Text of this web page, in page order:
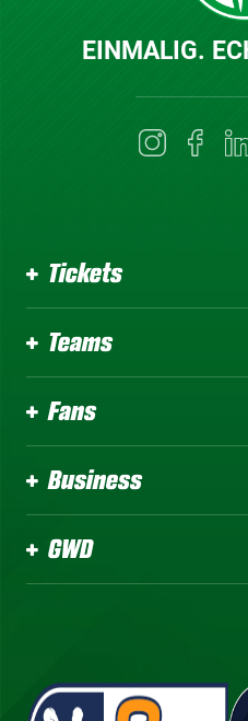
EINMALIG.
Tickets
Teams
Fans
Business
GWD